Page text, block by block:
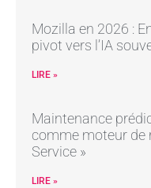
Mozilla en 2026 :
pivot vers l’IA
LIRE »
Maintenance
comme moteur de
Service »
LIRE »